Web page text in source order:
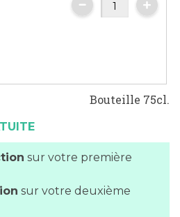
Bouteille 75cl.
sur votre première
sur votre deuxième